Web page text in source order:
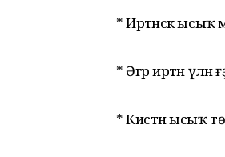
* Иртәнсәк ысыҡ
* Әгәр иртән үлән
* Кистән ысыҡ